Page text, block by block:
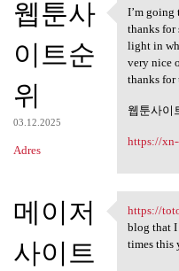
웹툰사
이트순
위
03.12.2025
Adres
I’m
I’m going
thanks for
light in
very nice
thanks for
웹툰사이
https://
메이저
사이트
https://
https://
blog that
times this